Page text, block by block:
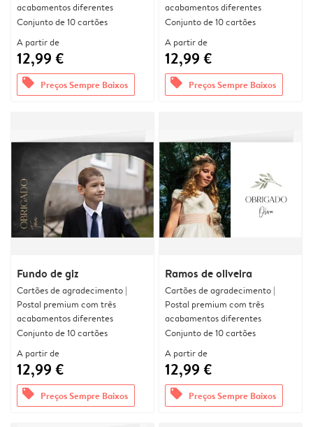
acabamentos diferentes
Conjunto de 10 cartões
A partir de
12,99 €
offers Preços Sempre Baixos
acabamentos diferentes
Conjunto de 10 cartões
A partir de
12,99 €
offers Preços Sempre Baixos
Fundo de giz
Cartões de agradecimento |
Postal premium com três
acabamentos diferentes
Conjunto de 10 cartões
A partir de
12,99 €
offers Preços Sempre Baixos
Ramos de oliveira
Cartões de agradecimento |
Postal premium com três
acabamentos diferentes
Conjunto de 10 cartões
A partir de
12,99 €
offers Preços Sempre Baixos